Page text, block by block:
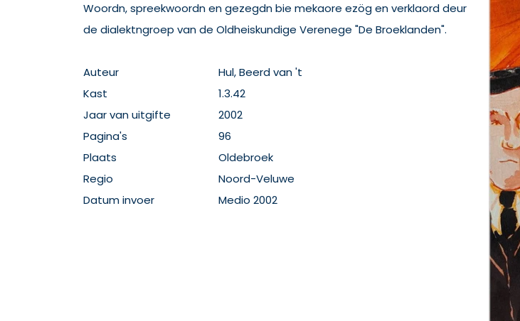
Woordn, spreekwoordn en gezegdn bie mekaore ezög en verklaord deur
de dialektngroep van de Oldheiskundige Verenege "De Broeklanden".
Auteur
Hul, Beerd van 't
Kast
1.3.42
Jaar van uitgifte
2002
Pagina's
96
Plaats
Oldebroek
Regio
Noord-Veluwe
Datum invoer
Medio 2002